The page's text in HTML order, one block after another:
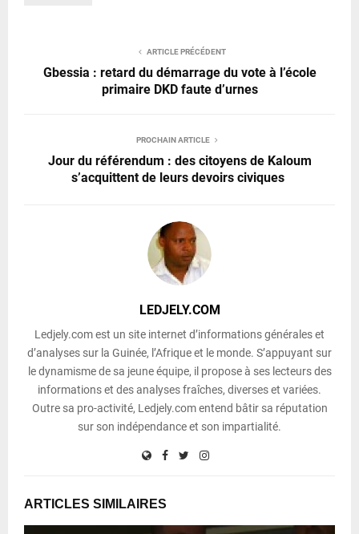
ARTICLE PRÉCÉDENT
Gbessia : retard du démarrage du vote à l’école
primaire DKD faute d’urnes
PROCHAIN ARTICLE
Jour du référendum : des citoyens de Kaloum
s’acquittent de leurs devoirs civiques
LEDJELY.COM
Ledjely.com est un site internet d’informations générales et
d’analyses sur la Guinée, l’Afrique et le monde. S’appuyant sur
le dynamisme de sa jeune équipe, il propose à ses lecteurs des
informations et des analyses fraîches, diverses et variées.
Outre sa pro-activité, Ledjely.com entend bâtir sa réputation
sur son indépendance et son impartialité.
ARTICLES SIMILAIRES